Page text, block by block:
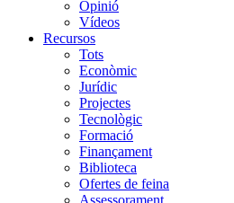
Opinió
Vídeos
Recursos
Tots
Econòmic
Jurídic
Projectes
Tecnològic
Formació
Finançament
Biblioteca
Ofertes de feina
Assessorament